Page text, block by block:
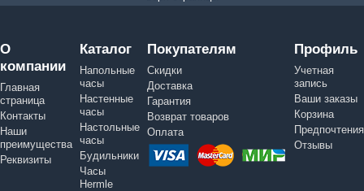
О
компании
Главная
страница
Контакты
Наши
преимущества
Реквизиты
Каталог
Напольные
часы
Настенные
часы
Настольные
часы
Будильники
Часы
Hermle
Покупателям
Скидки
Доставка
Гарантия
Возврат товаров
Оплата
Профиль
Учетная
запись
Ваши заказы
Корзина
Предпочтения
Отзывы